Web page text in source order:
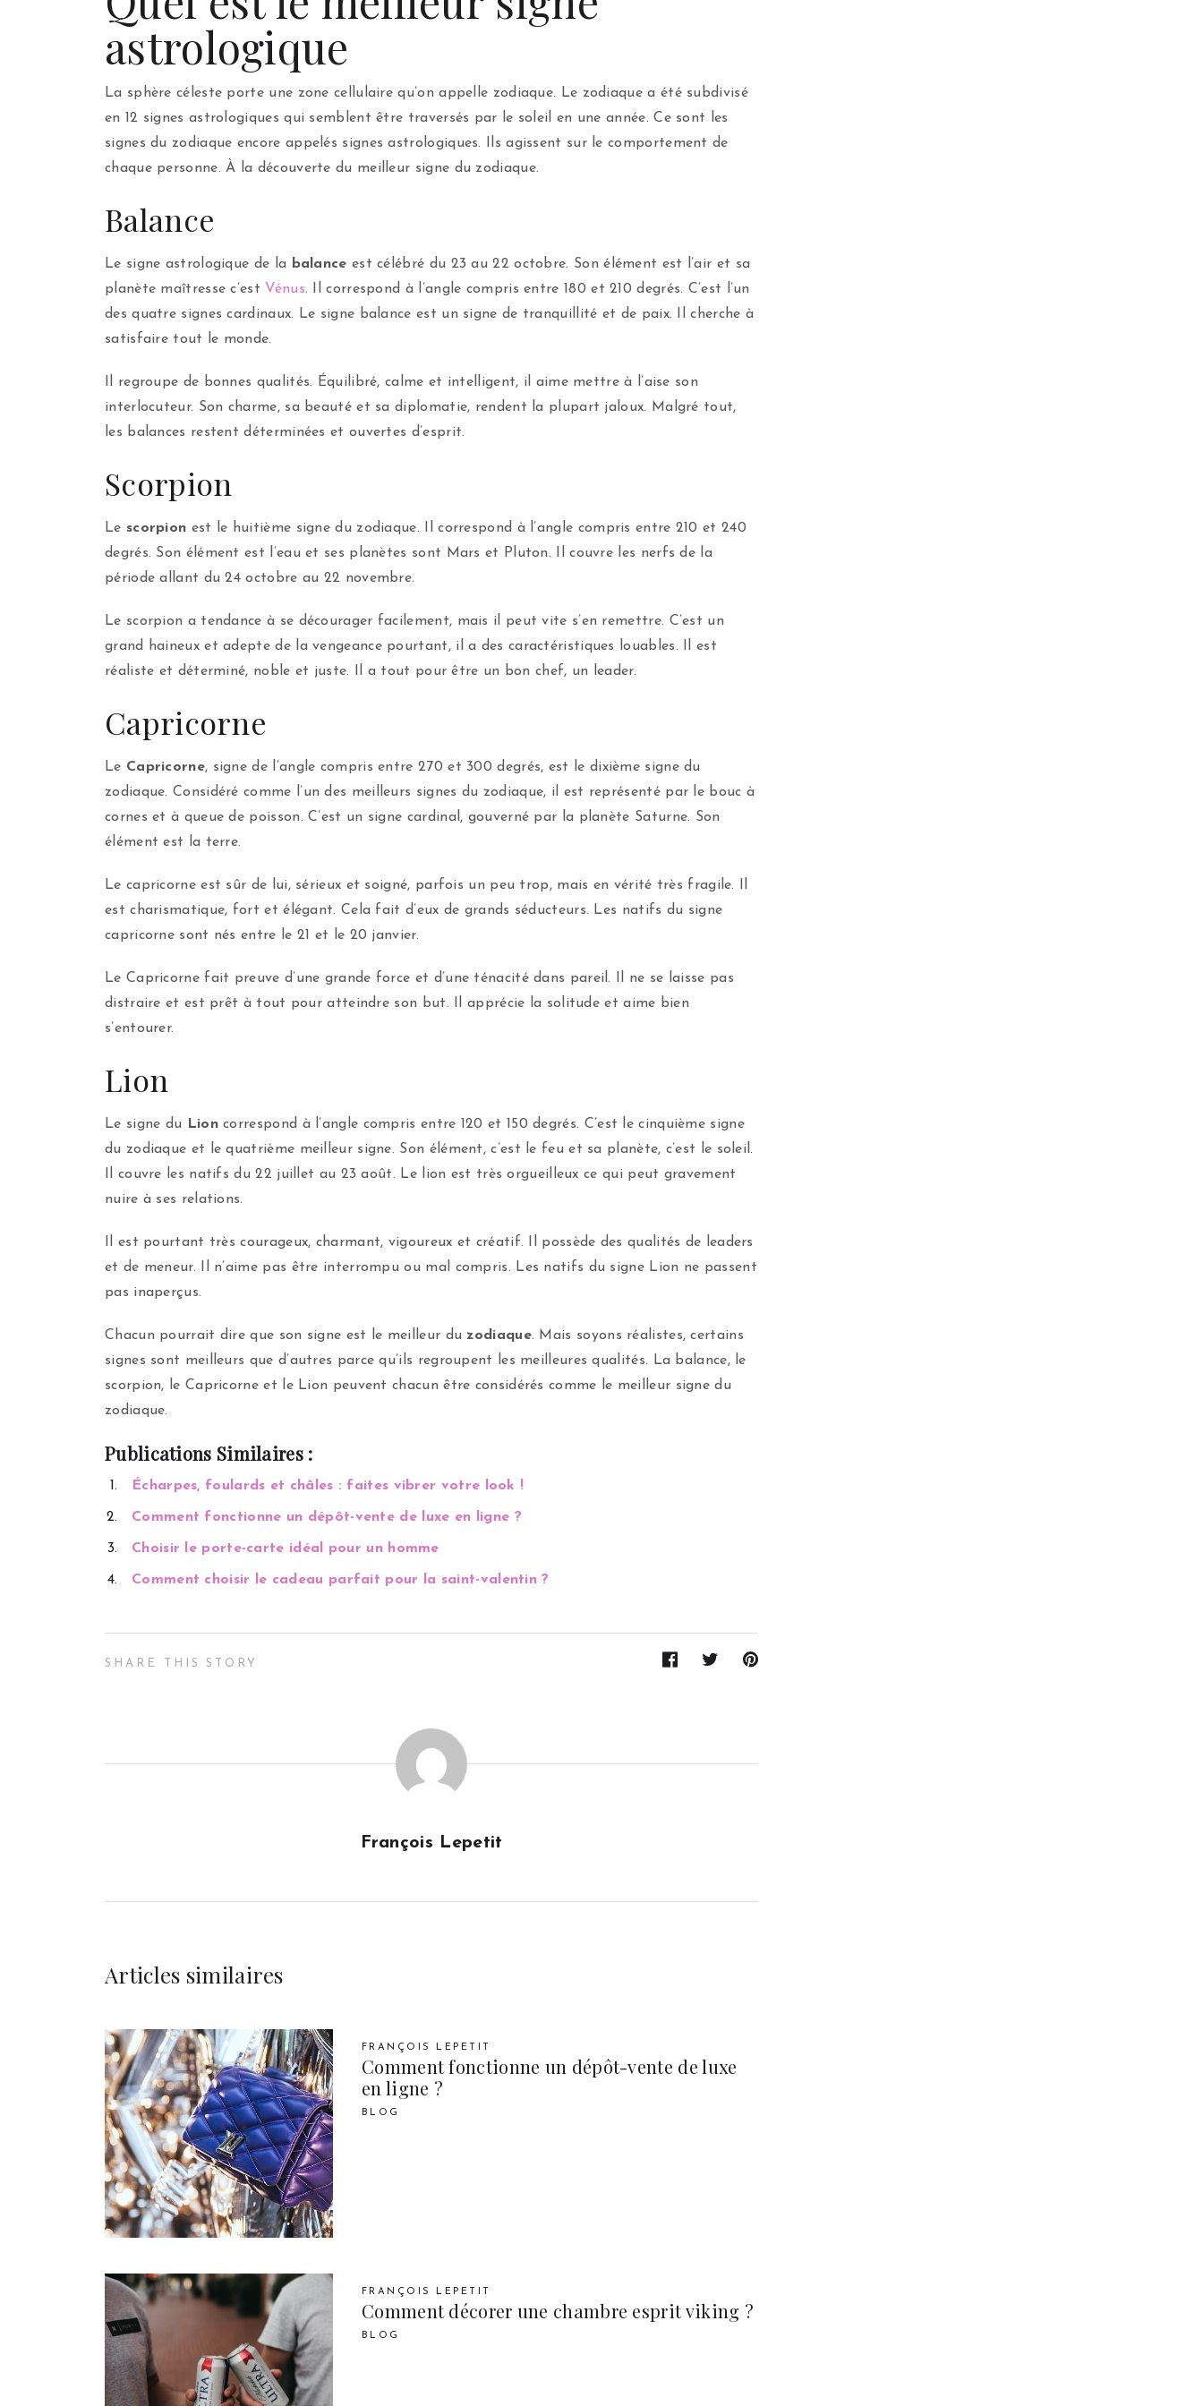
astrologique
La sphère céleste porte une zone cellulaire qu’on appelle zodiaque. Le zodiaque a été subdivisé
en 12 signes astrologiques qui semblent être traversés par le soleil en une année. Ce sont les
signes du zodiaque encore appelés signes astrologiques. Ils agissent sur le comportement de
chaque personne. À la découverte du meilleur signe du zodiaque.
Balance
Le signe astrologique de la balance est célébré du 23 au 22 octobre. Son élément est l’air et sa
planète maîtresse c’est Vénus. Il correspond à l’angle compris entre 180 et 210 degrés. C’est l’un
des quatre signes cardinaux. Le signe balance est un signe de tranquillité et de paix. Il cherche à
satisfaire tout le monde.
Il regroupe de bonnes qualités. Équilibré, calme et intelligent, il aime mettre à l’aise son
interlocuteur. Son charme, sa beauté et sa diplomatie, rendent la plupart jaloux. Malgré tout,
les balances restent déterminées et ouvertes d’esprit.
Scorpion
Le scorpion est le huitième signe du zodiaque. Il correspond à l’angle compris entre 210 et 240
degrés. Son élément est l’eau et ses planètes sont Mars et Pluton. Il couvre les nerfs de la
période allant du 24 octobre au 22 novembre.
Le scorpion a tendance à se décourager facilement, mais il peut vite s’en remettre. C’est un
grand haineux et adepte de la vengeance pourtant, il a des caractéristiques louables. Il est
réaliste et déterminé, noble et juste. Il a tout pour être un bon chef, un leader.
Capricorne
Le Capricorne, signe de l’angle compris entre 270 et 300 degrés, est le dixième signe du
zodiaque. Considéré comme l’un des meilleurs signes du zodiaque, il est représenté par le bouc à
cornes et à queue de poisson. C’est un signe cardinal, gouverné par la planète Saturne. Son
élément est la terre.
Le capricorne est sûr de lui, sérieux et soigné, parfois un peu trop, mais en vérité très fragile. Il
est charismatique, fort et élégant. Cela fait d’eux de grands séducteurs. Les natifs du signe
capricorne sont nés entre le 21 et le 20 janvier.
Le Capricorne fait preuve d’une grande force et d’une ténacité dans pareil. Il ne se laisse pas
distraire et est prêt à tout pour atteindre son but. Il apprécie la solitude et aime bien
s’entourer.
Lion
Le signe du Lioncorrespond à l’angle compris entre 120 et 150 degrés. C’est le cinquième signe
du zodiaque et le quatrième meilleur signe. Son élément, c’est le feu et sa planète, c’est le soleil.
Il couvre les natifs du 22 juillet au 23 août. Le lion est très orgueilleux ce qui peut gravement
nuire à ses relations.
Il est pourtant très courageux, charmant, vigoureux et créatif. Il possède des qualités de leaders
et de meneur. Il n’aime pas être interrompu ou mal compris. Les natifs du signe Lion ne passent
pas inaperçus.
Chacun pourrait dire que son signe est le meilleur duzodiaque. Mais soyons réalistes, certains
signes sont meilleurs que d’autres parce qu’ils regroupent les meilleures qualités. La balance, le
scorpion, le Capricorne et le Lion peuvent chacun être considérés comme le meilleur signe du
zodiaque.
Publications Similaires :
Écharpes, foulards et châles : faites vibrer votre look !
Comment fonctionne un dépôt-vente de luxe en ligne ?
Choisir le porte-carte idéal pour un homme
Comment choisir le cadeau parfait pour la saint-valentin ?
SHARE THIS STORY
François Lepetit
Articles similaires
FRANÇOIS LEPETIT
Comment fonctionne un dépôt-vente de luxe
en ligne ?
BLOG
FRANÇOIS LEPETIT
Comment décorer une chambre esprit viking ?
BLOG